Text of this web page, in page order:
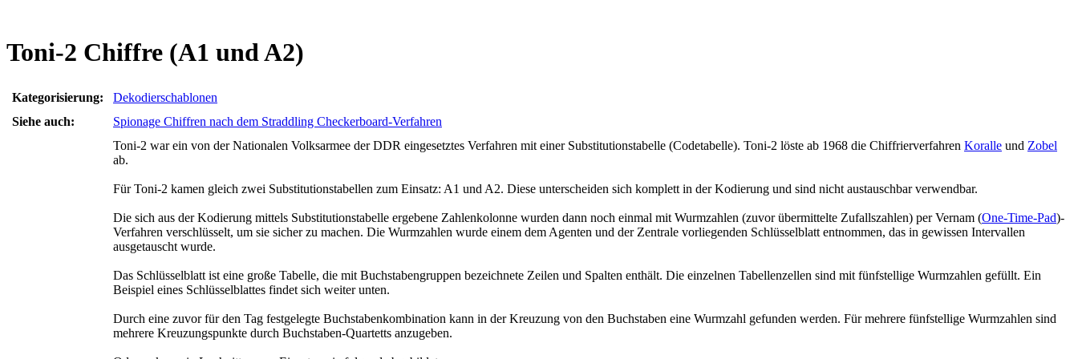
Toni-2 Chiffre (A1 und A2)
Kategorisierung:
Dekodierschablonen
Siehe auch:
Spionage Chiffren nach dem Straddling Checkerboard-Verfahren
Toni-2 war ein von der Nationalen Volksarmee der DDR eingesetztes Verfahren mit einer Substitutionstabelle (Codetabelle). Toni-2 löste ab 1968 die Chiffrierverfahren Koralle und Zobel
ab.
Für Toni-2 kamen gleich zwei Substitutionstabellen zum Einsatz: A1 und A2. Diese unterscheiden sich komplett in der Kodierung und sind nicht austauschbar verwendbar.
Die sich aus der Kodierung mittels Substitutionstabelle ergebene Zahlenkolonne wurden dann noch einmal mit Wurmzahlen (zuvor übermittelte Zufallszahlen) per Vernam (One-Time-Pad)-
Verfahren verschlüsselt, um sie sicher zu machen. Die Wurmzahlen wurde einem dem Agenten und der Zentrale vorliegenden Schlüsselblatt entnommen, das in gewissen Intervallen
ausgetauscht wurde.
Das Schlüsselblatt ist eine große Tabelle, die mit Buchstabengruppen bezeichnete Zeilen und Spalten enthält. Die einzelnen Tabellenzellen sind mit fünfstellige Wurmzahlen gefüllt. Ein
Beispiel eines Schlüsselblattes findet sich weiter unten.
Durch eine zuvor für den Tag festgelegte Buchstabenkombination kann in der Kreuzung von den Buchstaben eine Wurmzahl gefunden werden. Für mehrere fünfstellige Wurmzahlen sind
mehrere Kreuzungspunkte durch Buchstaben-Quartetts anzugeben.